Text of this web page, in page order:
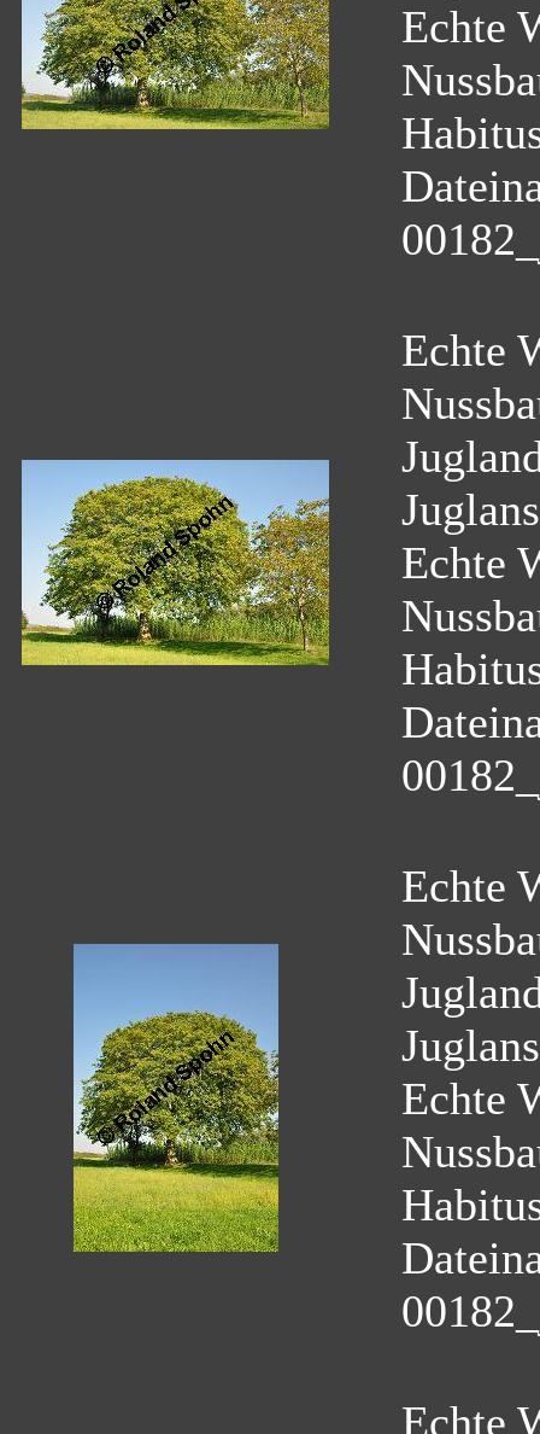
Echte
Echte
Echte
Echte
Echte
Echte